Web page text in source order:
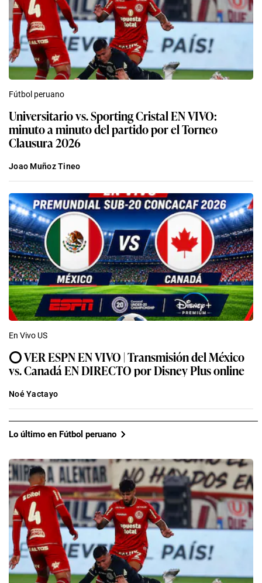
Fútbol peruano
Universitario vs. Sporting Cristal EN VIVO:
minuto a minuto del partido por el Torneo
Clausura 2026
Joao Muñoz Tineo
En Vivo US
⭕ VER ESPN EN VIVO | Transmisión del México
vs. Canadá EN DIRECTO por Disney Plus online
Noé Yactayo
Lo último en Fútbol peruano